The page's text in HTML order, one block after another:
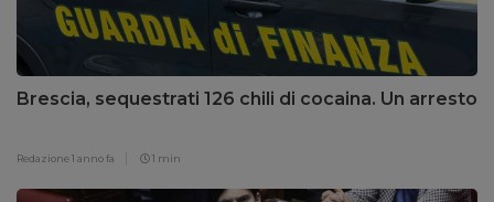
Brescia, sequestrati 126 chili di cocaina. Un arresto
Redazione1 anno fa 1 min